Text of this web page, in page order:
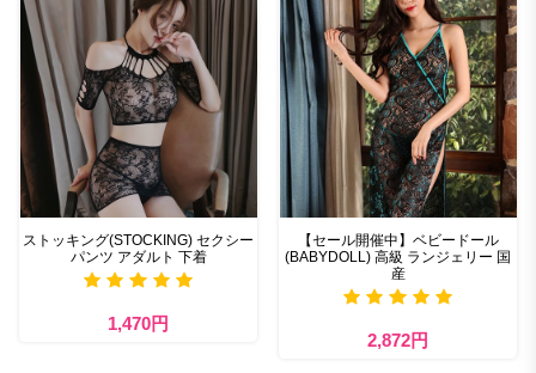
ストッキング(STOCKING) セクシー
パンツ アダルト 下着
1,470円
【セール開催中】ベビードール
(BABYDOLL) 高級 ランジェリー 国
産
2,872円